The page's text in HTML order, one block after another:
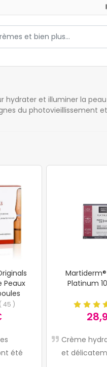
et illuminer la
du photovieillissement
des
AMPOULES
DONNEZ À VOTRE
Peaux
(45 )
été
JE L'UTILISE
LONGTEMPS, IL
Platinum
Crème
et